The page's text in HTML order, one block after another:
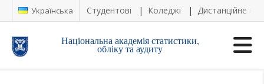
Українська Студентові Коледжі Дистанційне
Національна академія статистики,
обліку та аудиту